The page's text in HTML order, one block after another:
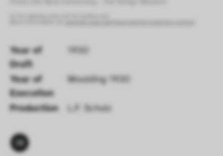
Year of
Draft
1930
Year of
Execution
Moulding 1930
Production L.F. Schulz